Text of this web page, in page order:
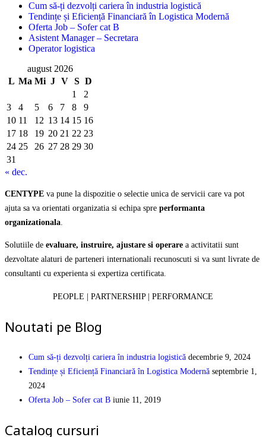
Cum să-ți dezvolți cariera în industria logistică
Tendințe și Eficiență Financiară în Logistica Modernă
Oferta Job – Sofer cat B
Asistent Manager – Secretara
Operator logistica
august 2026
L Ma Mi J V S D
1
2
3
4 5 6 7 8
9
10 11 12 13 14 15 16
17 18 19 20 21 22 23
24 25 26 27 28 29 30
31
« dec.
CENTYPE va pune la dispozitie o selectie unica de servicii care va pot
ajuta sa va orientati organizatia si echipa spre performanta
organizationala
Solutiile de evaluare, instruire, ajustare si operare a activitatii sunt
dezvoltate alaturi de parteneri internationali recunoscuti si va sunt livrate de
consultanti cu experienta si expertiza certificata.
PEOPLE | PARTNERSHIP | PERFORMANCE
Noutati pe Blog
Cum să-ți dezvolți cariera în industria logistică decembrie 9, 2024
Tendințe și Eficiență Financiară în Logistica Modernă septembrie 1,
2024
Oferta Job – Sofer cat B iunie 11, 2019
Catalog cursuri